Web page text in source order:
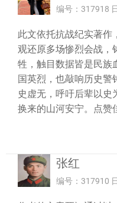
编号：317918
此文依托抗战纪实著作
观还原多场惨烈会战，
牲，触目数据皆是民族
国英烈，也敲响历史警
史虚无，呼吁后辈以史
换来的山河安宁。点赞
张红
编号：317910